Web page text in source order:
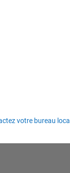
Quality Engineer
votre bureau local